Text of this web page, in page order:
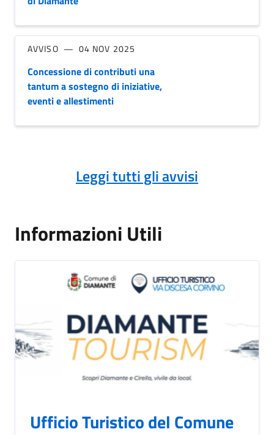
AVVISO 04 NOV 2025
Concessione di contributi una
tantum a sostegno di iniziative,
eventi e allestimenti
Leggi tutti gli avvisi
Informazioni Utili
Ufficio Turistico del Comune